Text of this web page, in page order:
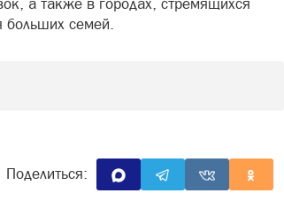
а также в городах, стремящихся
больших семей.
Поделиться: